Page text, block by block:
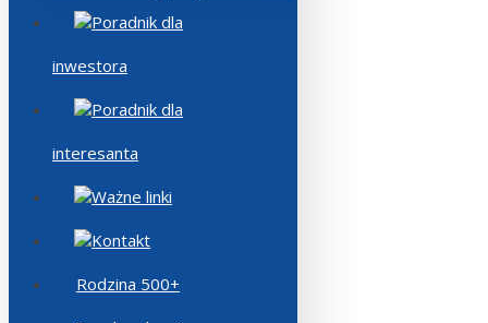
Poradnik dla
inwestora
Poradnik dla
interesanta
Ważne linki
Kontakt
Rodzina 500+